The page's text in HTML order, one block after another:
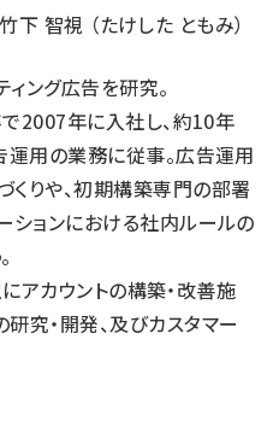
智視 （たけした ともみ）
ング広告を研究。
2007年に入社し、約10年
運用の業務に従事。広告運用
りや、初期構築専門の部署
ションにおける社内ルールの
アカウントの構築・改善施
究・開発、及びカスタマー